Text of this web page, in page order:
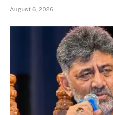
August 6, 2026